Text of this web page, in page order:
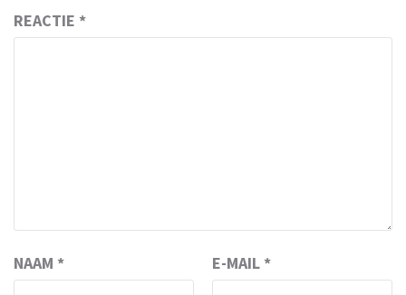
REACTIE *
NAAM * E-MAIL *